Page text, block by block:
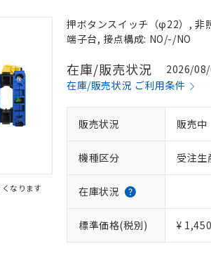
なります
押ボタンスイッチ（φ22）, 非
端子台, 接点構成: NO/-/NO
在庫/販売状況
2026/08/
在庫/販売状況 ご利用条件
販売状況 販売中
機種区分 受注生
在庫状況
標準価格(税別) ¥ 1,450